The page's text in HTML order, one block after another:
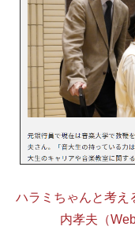
ハラミちゃんと考
内孝夫（